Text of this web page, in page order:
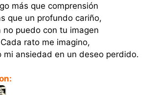
más que comprensión
que un profundo cariño,
no puedo con tu imagen
Cada rato me imagino,
mi ansiedad en un deseo perdido.